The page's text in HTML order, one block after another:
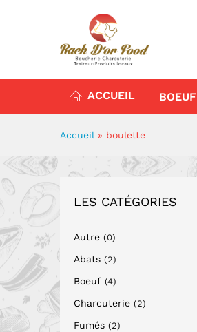
ACCUEIL BOEUF
Accueil » boulette
LES CATÉGORIES
Autre (0)
Abats (2)
Boeuf (4)
Charcuterie (2)
Fumés (2)